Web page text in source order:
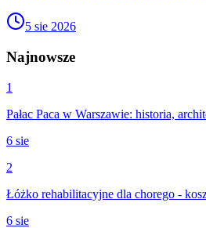
5 sie 2026
Najnowsze
1
Pałac Paca w Warszawie: historia,
6 sie
2
Łóżko rehabilitacyjne dla chorego -
6 sie